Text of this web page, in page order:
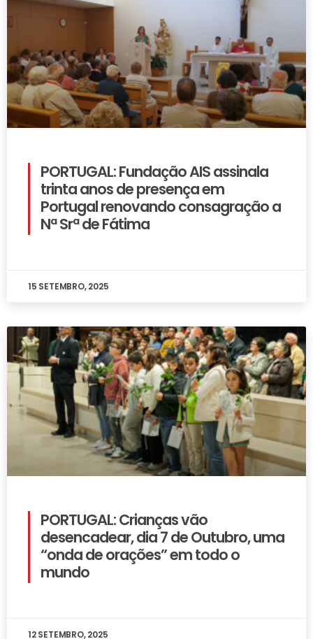
PORTUGAL: Fundação AIS assinala
trinta anos de presença em
Portugal renovando consagração a
Nª Srª de Fátima
15 SETEMBRO, 2025
PORTUGAL: Crianças vão
desencadear, dia 7 de Outubro, uma
“onda de orações” em todo o
mundo
12 SETEMBRO, 2025